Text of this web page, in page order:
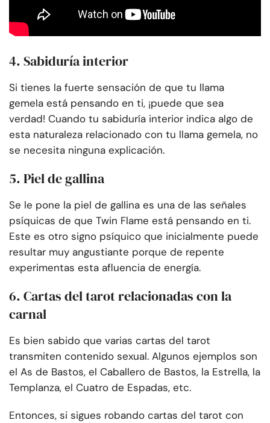
4. Sabiduría interior
Si tienes la fuerte sensación de que tu llama
gemela está pensando en ti, ¡puede que sea
verdad! Cuando tu sabiduría interior indica algo de
esta naturaleza relacionado con tu llama gemela, no
se necesita ninguna explicación.
5. Piel de gallina
Se le pone la piel de gallina es una de las señales
psíquicas de que Twin Flame está pensando en ti.
Este es otro signo psíquico que inicialmente puede
resultar muy angustiante porque de repente
experimentas esta afluencia de energía.
6. Cartas del tarot relacionadas con la
carnal
Es bien sabido que varias cartas del tarot
transmiten contenido sexual. Algunos ejemplos son
el As de Bastos, el Caballero de Bastos, la Estrella, la
Templanza, el Cuatro de Espadas, etc.
Entonces, si sigues robando cartas del tarot con